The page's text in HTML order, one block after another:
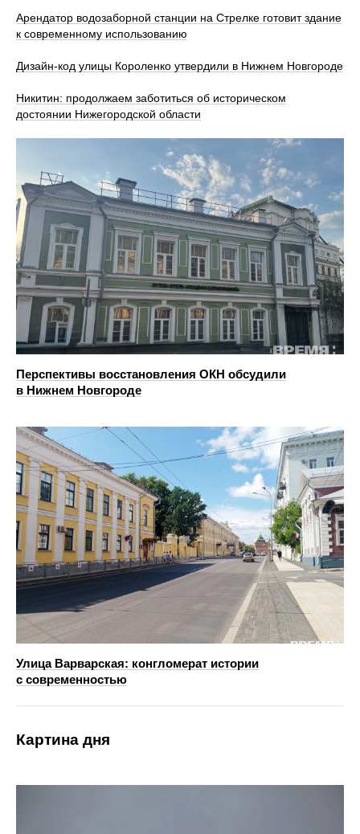
Арендатор водозаборной станции на Стрелке готовит здание
к современному использованию
Дизайн-код улицы Короленко утвердили в Нижнем Новгороде
Никитин: продолжаем заботиться об историческом
достоянии Нижегородской области
Перспективы восстановления ОКН обсудили
в Нижнем Новгороде
Улица Варварская: конгломерат истории
с современностью
Картина дня